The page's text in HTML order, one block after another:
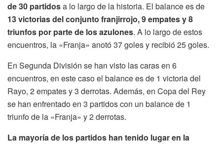
de 30 partidosa lo largo de la historia. El balance es de
13 victorias del conjunto franjirrojo, 9 empates y 8
triunfos por parte de los azulones. A lo largo de estos
encuentros, la «Franja» anotó 37 goles y recibió 25 goles.
En Segunda División se han visto las caras en 6
encuentros, en este caso el balance es de 1 victoria del
Rayo, 2 empates y 3 derrotas. Además, en Copa del Rey
se han enfrentado en 3 partidos con un balance de 1
triunfo de la «Franja» y 2 derrotas.
La mayoría de los partidos han tenido lugar en la